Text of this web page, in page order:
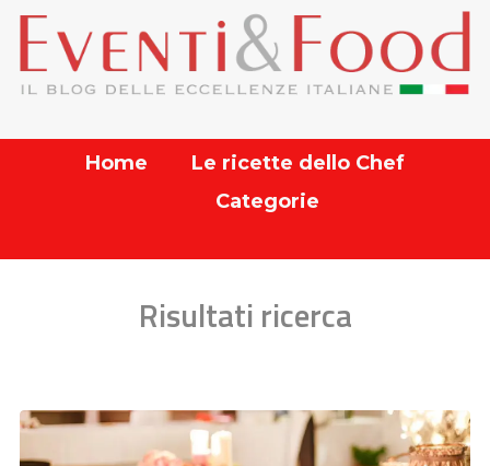
Home
Le ricette dello Chef
Categorie
Risultati ricerca